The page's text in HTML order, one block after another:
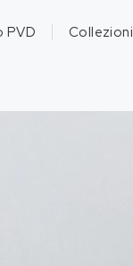
PVD Collezioni